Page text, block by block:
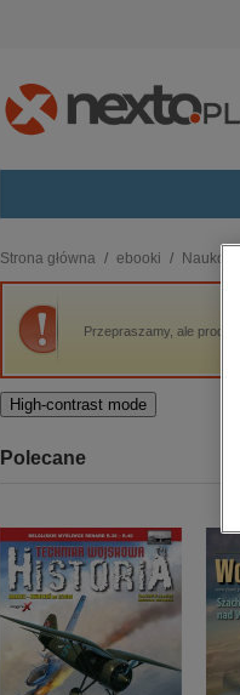
budownictwo, aranżacja
biznesowe, branżowe,
darmowe wydania
edukacja
kobiece, lifestyle, kultura
Strona główna ebooki
Przepraszamy, ale
High-contrast mode
Polecane